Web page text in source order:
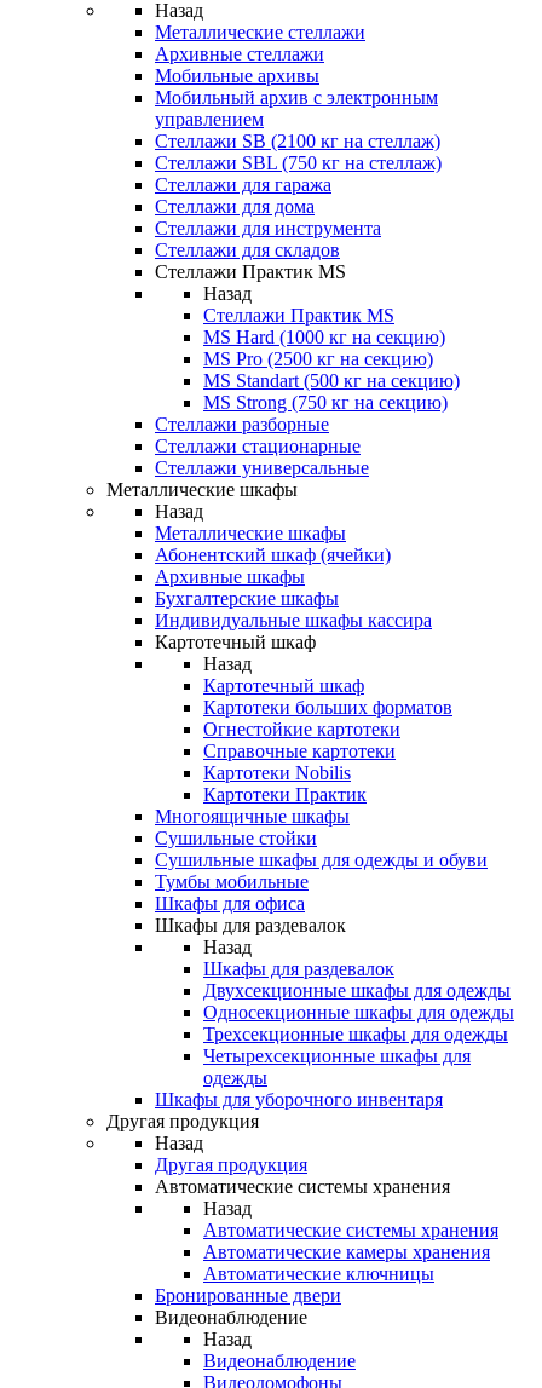
Назад
Металлические стеллажи
Архивные стеллажи
Мобильные архивы
Мобильный архив с электронным
управлением
Стеллажи SB (2100 кг на стеллаж)
Стеллажи SBL (750 кг на стеллаж)
Стеллажи для гаража
Стеллажи для дома
Стеллажи для инструмента
Стеллажи для складов
Стеллажи Практик MS
Назад
Стеллажи Практик MS
MS Hard (1000 кг на секцию)
MS Pro (2500 кг на секцию)
MS Standart (500 кг на секцию)
MS Strong (750 кг на секцию)
Стеллажи разборные
Стеллажи стационарные
Стеллажи универсальные
Металлические шкафы
Назад
Металлические шкафы
Абонентский шкаф (ячейки)
Архивные шкафы
Бухгалтерские шкафы
Индивидуальные шкафы кассира
Картотечный шкаф
Назад
Картотечный шкаф
Картотеки больших форматов
Огнестойкие картотеки
Справочные картотеки
Картотеки Nobilis
Картотеки Практик
Многоящичные шкафы
Сушильные стойки
Сушильные шкафы для одежды и обуви
Тумбы мобильные
Шкафы для офиса
Шкафы для раздевалок
Назад
Шкафы для раздевалок
Двухсекционные шкафы для одежды
Односекционные шкафы для одежды
Трехсекционные шкафы для одежды
Четырехсекционные шкафы для
одежды
Шкафы для уборочного инвентаря
Другая продукция
Назад
Другая продукция
Автоматические системы хранения
Назад
Автоматические системы хранения
Автоматические камеры хранения
Автоматические ключницы
Бронированные двери
Видеонаблюдение
Назад
Видеонаблюдение
Видеодомофоны